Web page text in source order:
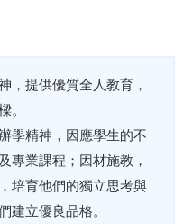
，提供優質全人教育，
。
學精神，因應學生的不
專業課程；因材施教，
培育他們的獨立思考與
建立優良品格。